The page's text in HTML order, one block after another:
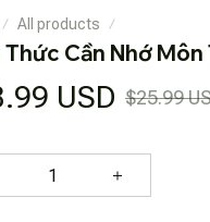
All products
Thức Cần Nhớ Môn
USD $25.99